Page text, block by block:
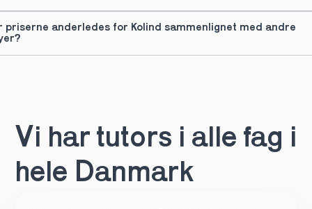
priserne anderledes for Kolind sammenlignet med andre
Vi har tutors i alle fag i
hele Danmark